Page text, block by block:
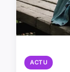
ACTU